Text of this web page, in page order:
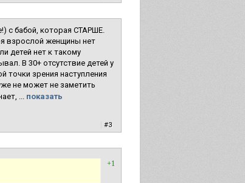
с бабой, которая СТАРШЕ.
взрослой женщины нет
детей нет к такому
В 30+ отсутствие детей у
точки зрения наступления
не может не заметить
... показать
#3
+1